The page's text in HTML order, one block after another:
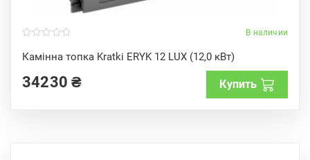
В наличии
Камінна топка Kratki ERYK 12 LUX (12,0 кВт)
o
u
o
f
34230₴ Купить